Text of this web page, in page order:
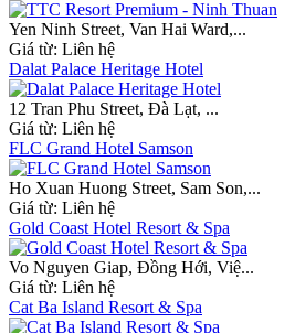
Yen Ninh Street, Van Hai Ward,...
Giá từ: Liên hệ
Dalat Palace Heritage Hotel
12 Tran Phu Street, Đà Lạt, ...
Giá từ: Liên hệ
FLC Grand Hotel Samson
Ho Xuan Huong Street, Sam Son,...
Giá từ: Liên hệ
Gold Coast Hotel Resort & Spa
Vo Nguyen Giap, Đồng Hới, Việ...
Giá từ: Liên hệ
Cat Ba Island Resort & Spa